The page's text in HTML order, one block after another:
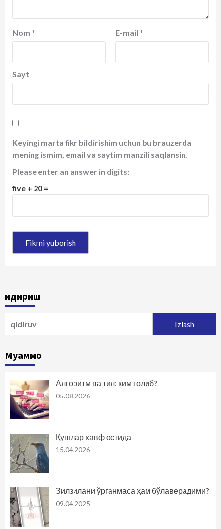
Nom * E-mail *
Sayt
Keyingi marta fikr bildirishim uchun bu brauzerda
mening ismim, email va saytim manzili saqlansin.
Please enter an answer in digits:
five + 20 =
Қидириш
Муаммо
Алгоритм ва тил: ким ғолиб?
05.08.2026
Қушлар хавф остида
15.04.2026
Зилзилани ўрганмаса ҳам бўлаверадими?
09.04.2025